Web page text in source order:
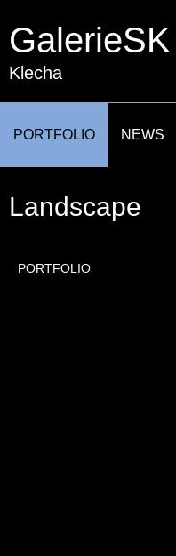
GalerieSK
Klecha
PORTFOLIO NEWS
Landscape
PORTFOLIO